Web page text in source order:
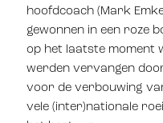
hoofdcoach (Mark
gewonnen in een roze
op het laatste moment
werden vervangen
voor de verbouwing
vele (inter)nationale